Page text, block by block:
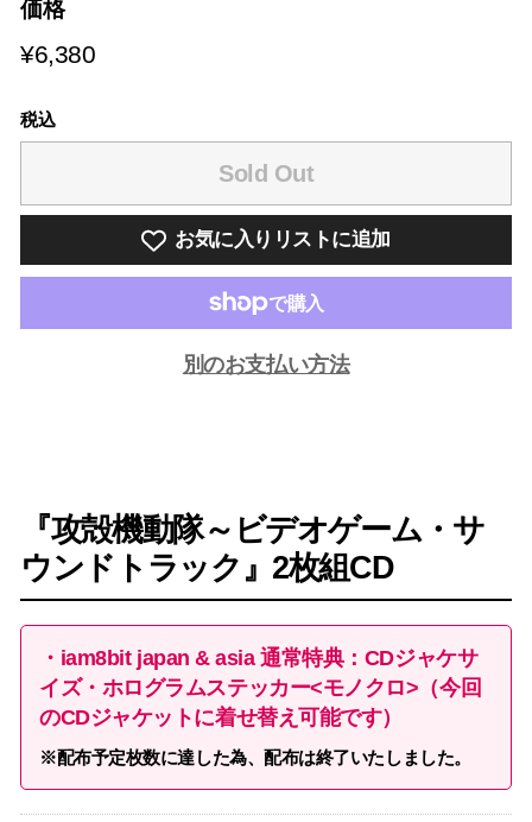
価格
¥6,380¥6,380
税込
Sold Out
お気に入りリストに追加
別のお支払い方法
『攻殻機動隊～ビデオゲーム・サ
ウンドトラック』2枚組CD
・iam8bit japan & asia 通常特典：CDジャケサ
イズ・ホログラムステッカー<モノクロ>（今回
のCDジャケットに着せ替え可能です）
※配布予定枚数に達した為、配布は終了いたしました。